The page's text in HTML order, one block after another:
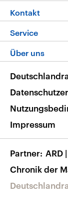
Die
Neue
Podcasts
Kontakt
Service
FAQ
RSS
Über uns
Impressum
Partner ARD |
Chronik der